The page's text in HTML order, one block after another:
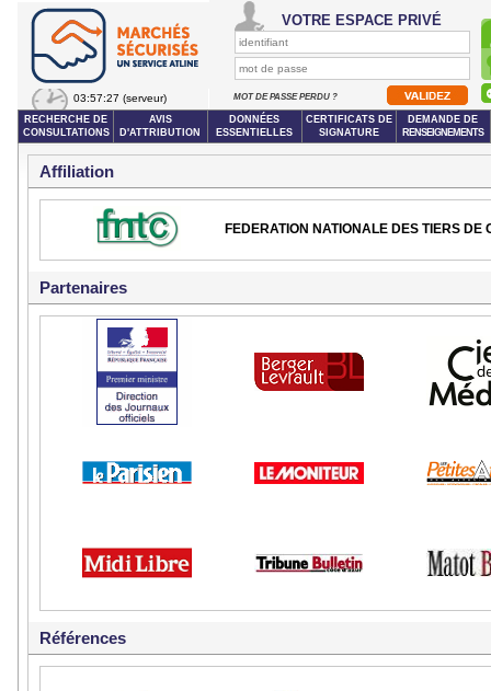
03:57:27 (serveur)
VOTRE ESPACE PRIVÉ
MOT DE PASSE PERDU ?
RECHERCHE DE
CONSULTATIONS
AVIS
D'ATTRIBUTION
DONNÉES
ESSENTIELLES
CERTIFICATS DE
SIGNATURE
DEMANDE DE
RENSEIGNEMENTS
Affiliation
FEDERATION NATIONALE DES TIERS DE
Partenaires
Références